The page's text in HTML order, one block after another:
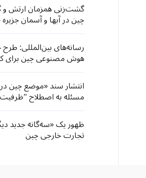
گشت‌زنی‌ همزمان ارتش و
چین در آبها و آسمان
یان»
رسانه‌های بین‌المللی:
هوش مصنوعی چین برای
جنوب جهانی فرصت‌های
می‌آورد
انتشار سند «موضع چین
مسئله به اصطلاح
ظهور یک «سه‌گانه جدید
تجارت خارجی چین